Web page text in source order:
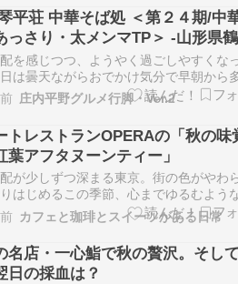
！ 開業以来、私もずっと気になってい
ルですので、合わせてご紹介させてい
平荘 中華そば処 ＜第２４期/中
っさり・太メンマTP＞ -山形県
を感じつつ、ようやく過ごしやすくな
は曇天ながらおでかけ気分で早朝から
を横目に海沿いをパトロール(笑)最終
理券をゲットしランチタイムにやって来
めでたく第２４期の営業を開始された
名度を誇るレジェンド店『琴平荘』さ
庄内平野グルメ行脚・Ver.2
トレストランOPERAの「秋の味
葉アフタヌーンティー」
が少しずつ深まる東京。街の色がやわ
はじめるこの季節、心までゆるむよう
求めて出かけたくなります。 高層階か
と光の中で味わうのは、紅葉のように美
たち。デザートレストランO […]
カフェと珈琲とスイーツがある日常
名店・一心鮨で秋の贅沢。そし
日の採血は？